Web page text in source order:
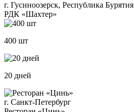
г. Гусиноозерск, Республика Бурятия
РДК «Шахтер»
400 шт
20 дней
г. Санкт-Петербург